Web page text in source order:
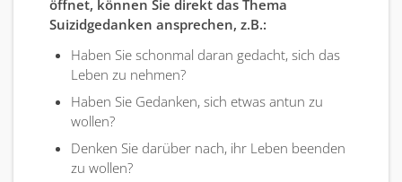
öffnet, können Sie direkt das Thema
Suizidgedanken ansprechen, z.B.:
Haben Sie schonmal daran gedacht, sich das
Leben zu nehmen?
Haben Sie Gedanken, sich etwas antun zu
wollen?
Denken Sie darüber nach, ihr Leben beenden
zu wollen?